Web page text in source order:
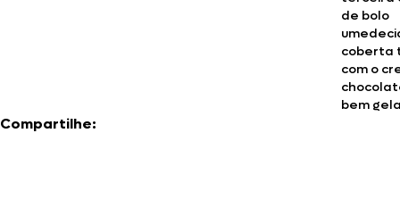
de bolo
coberta
com o
bem
Compartilhe: